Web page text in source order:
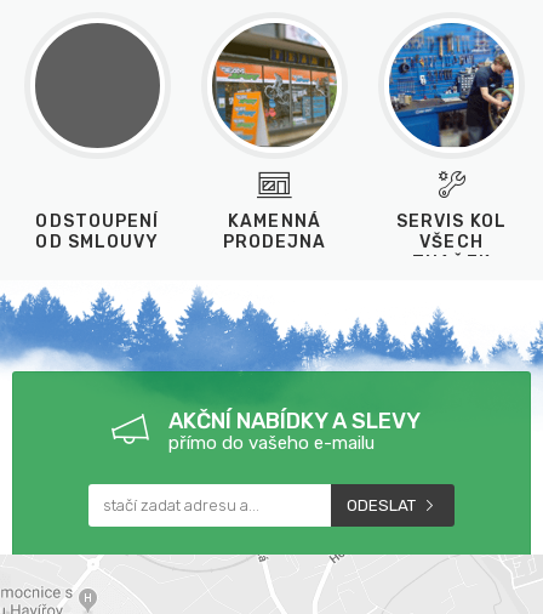
ODSTOUPENÍ
OD SMLOUVY
KAMENNÁ
PRODEJNA
SERVIS KOL
VŠECH
ZNAČEK
AKČNÍ NABÍDKY A SLEVY
přímo do vašeho e-mailu
ODESLAT